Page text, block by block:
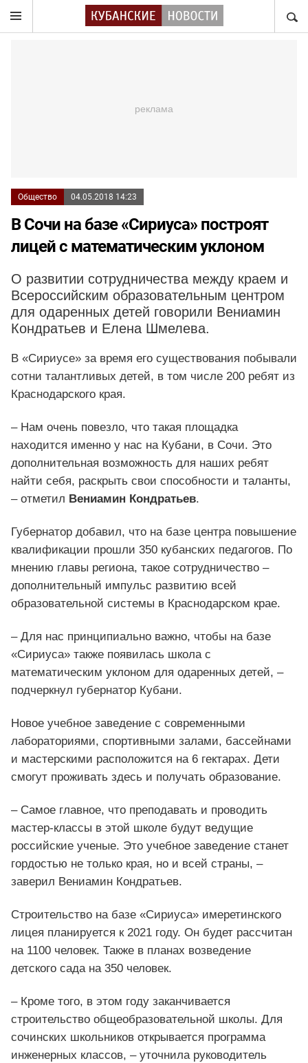
Общество 04.05.2018 14:23
В Сочи на базе «Сириуса» построят
лицей с математическим уклоном
О развитии сотрудничества между краем и
Всероссийским образовательным центром
для одаренных детей говорили Вениамин
Кондратьев и Елена Шмелева.
В «Сириусе» за время его существования побывали
сотни талантливых детей, в том числе 200 ребят из
Краснодарского края.
– Нам очень повезло, что такая площадка
находится именно у нас на Кубани, в Сочи. Это
дополнительная возможность для наших ребят
найти себя, раскрыть свои способности и таланты,
– отметил Вениамин Кондратьев.
Губернатор добавил, что на базе центра повышение
квалификации прошли 350 кубанских педагогов. По
мнению главы региона, такое сотрудничество –
дополнительный импульс развитию всей
образовательной системы в Краснодарском крае.
– Для нас принципиально важно, чтобы на базе
«Сириуса» также появилась школа с
математическим уклоном для одаренных детей, –
подчеркнул губернатор Кубани.
Новое учебное заведение с современными
лабораториями, спортивными залами, бассейнами
и мастерскими расположится на 6 гектарах. Дети
смогут проживать здесь и получать образование.
– Самое главное, что преподавать и проводить
мастер-классы в этой школе будут ведущие
российские ученые. Это учебное заведение станет
гордостью не только края, но и всей страны, –
заверил Вениамин Кондратьев.
Строительство на базе «Сириуса» имеретинского
лицея планируется к 2021 году. Он будет рассчитан
на 1100 человек. Также в планах возведение
детского сада на 350 человек.
– Кроме того, в этом году заканчивается
строительство общеобразовательной школы. Для
сочинских школьников открывается программа
инженерных классов, – уточнила руководитель